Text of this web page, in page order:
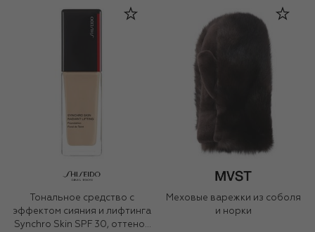
Тональное средство с
эффектом сияния и лифтинга
Synchro Skin SPF 30, оттенок
Меховые варежки из соболя
и норки